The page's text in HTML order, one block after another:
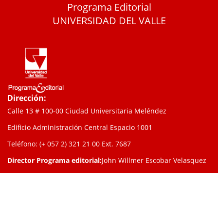
Programa Editorial
UNIVERSIDAD DEL VALLE
Dirección:
Calle 13 # 100-00 Ciudad Universitaria Meléndez
Edificio Administración Central Espacio 1001
Teléfono: (+ 057 2) 321 21 00 Ext. 7687
Director Programa editorial:John Willmer Escobar Velasquez